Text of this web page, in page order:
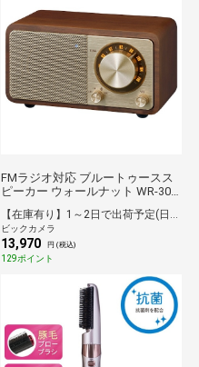
FMラジオ対応 ブルートゥースス
ピーカー ウォールナット WR-301
【在庫有り】1～2日で出荷予定(日付指定可)
ビックカメラ
13,970 円 (税込)
129ポイント